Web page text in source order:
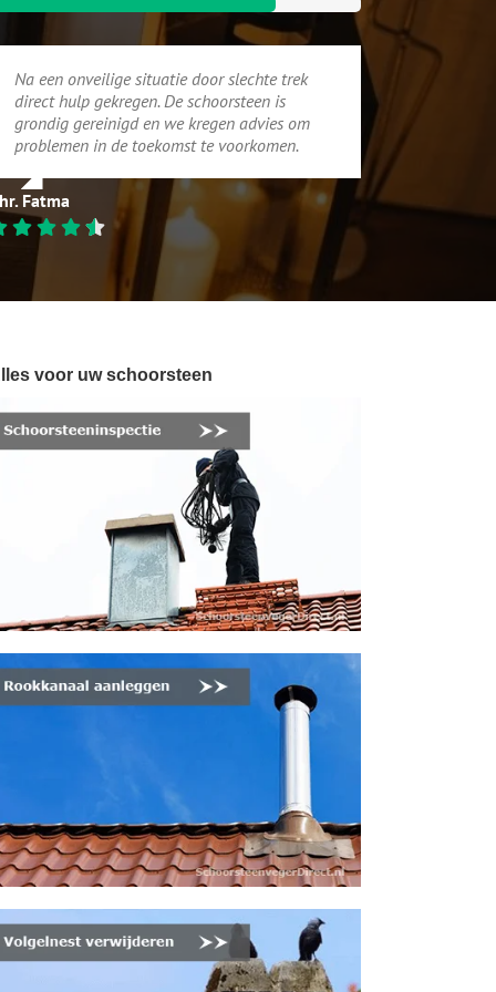
Na een onveilige situatie door slechte trek
direct hulp gekregen. De schoorsteen is
grondig gereinigd en we kregen advies om
problemen in de toekomst te voorkomen.
Fatma
voor uw schoorsteen